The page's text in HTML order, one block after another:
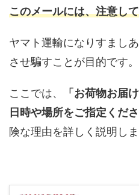
このメールには、注意し
ヤマト運輸になりすまし
させ騙すことが目的です。
ここでは、
「お荷物お届
日時や場所をご指定くださ
険な理由を詳しく説明しま